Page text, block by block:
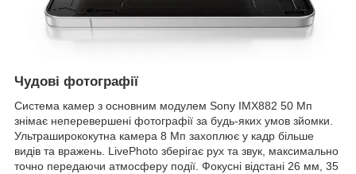
Чудові фотографії
Система камер з основним модулем Sony IMX882 50 Мп
знімає неперевершені фотографії за будь-яких умов зйомки.
Ультраширококутна камера 8 Мп захоплює у кадр більше
видів та вражень. LivePhoto зберігає рух та звук, максимально
точно передаючи атмосферу події. Фокусні відстані 26 мм, 35